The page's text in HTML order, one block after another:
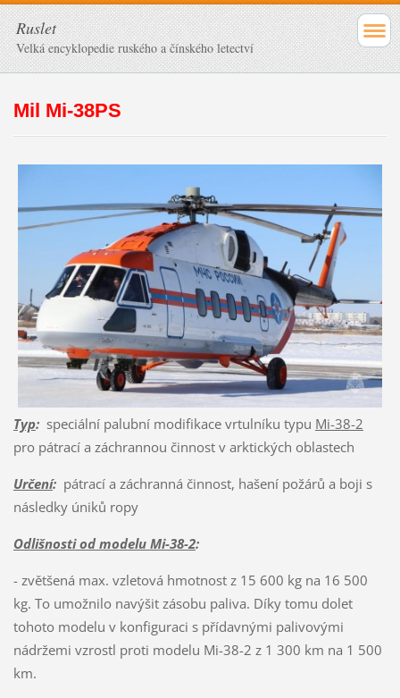
Ruslet
Velká encyklopedie ruského a čínského letectví
Mil Mi-38PS
Typ:speciální palubní modifikace vrtulníku typu Mi-38-2
pro pátrací a záchrannou činnost v arktických oblastech
Určení:pátrací a záchranná činnost, hašení požárů a boji s
následky úniků ropy
Odlišnosti od modelu Mi-38-2:
- zvětšená max. vzletová hmotnost z 15 600 kg na 16 500
kg. To umožnilo navýšit zásobu paliva. Díky tomu dolet
tohoto modelu v konfiguraci s přídavnými palivovými
nádržemi vzrostl proti modelu Mi-38-2 z 1 300 km na 1 500
km.